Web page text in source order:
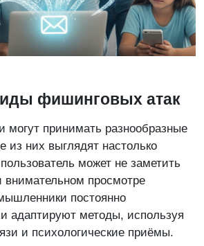
фишинговых атак
могут принимать разнообразные
них выглядят настолько
может не заметить
внимательном просмотре
постоянно
адаптируют методы, используя
и психологические приёмы.